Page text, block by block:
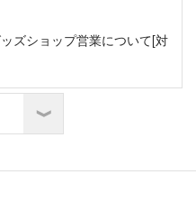
ズショップ営業について[対